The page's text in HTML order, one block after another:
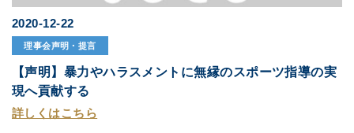
2020-12-22
理事会声明・提言
【声明】暴力やハラスメントに無縁のスポーツ指導の実
現へ貢献する
詳しくはこちら